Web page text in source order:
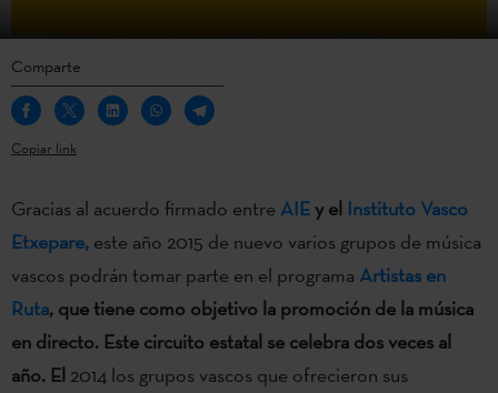
Comparte
Copiar link
Gracias al acuerdo firmado entre AIEy el Instituto Vasco
Etxepare, este año 2015 de nuevo varios grupos de música
vascos podrán tomar parte en el programa Artistas en
Ruta, que tiene como objetivo la promoción de la música
en directo. Este circuito estatal se celebra dos veces al
año. El 2014 los grupos vascos que ofrecieron sus